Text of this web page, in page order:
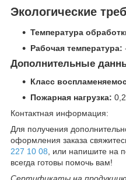
Экологические
Температура
Рабочая температура:
Дополнительные
Класс
Пожарная нагрузка:
Контактная информация:
Для получения
оформления заказа
227 10 08 , или напишите на
всегда готовы помочь вам!